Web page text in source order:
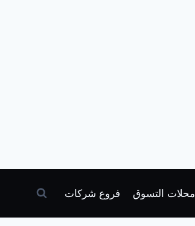
محلات التسوق فروع شركات